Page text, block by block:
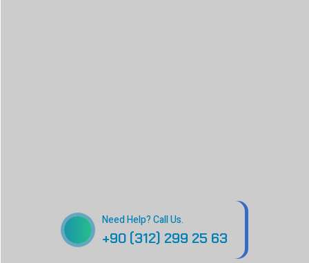
Need Help? Call Us.
+90 (312) 299 25 63